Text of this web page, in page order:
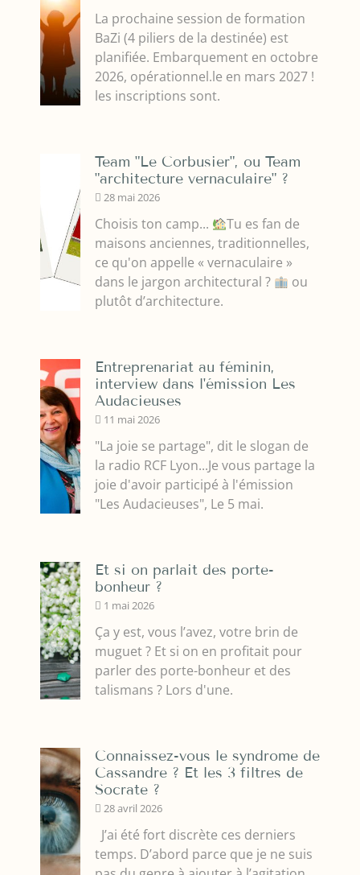
La prochaine session de formation
BaZi (4 piliers de la destinée) est
planifiée. Embarquement en octobre
2026, opérationnel.le en mars 2027 !
les inscriptions sont.
Team "Le Corbusier", ou Team
"architecture vernaculaire" ?
28 mai 2026
Choisis ton camp...
Tu es fan de
maisons anciennes, traditionnelles,
ce qu'on appelle « vernaculaire »
dans le jargon architectural ?
ou
plutôt d’architecture.
Entreprenariat au féminin,
interview dans l'émission Les
Audacieuses
11 mai 2026
"La joie se partage", dit le slogan de
la radio RCF Lyon...Je vous partage la
joie d'avoir participé à l'émission
"Les Audacieuses", Le 5 mai.
Et si on parlait des porte-
bonheur ?
1 mai 2026
Ça y est, vous l’avez, votre brin de
muguet ? Et si on en profitait pour
parler des porte-bonheur et des
talismans ? Lors d'une.
Connaissez-vous le syndrome de
Cassandre ? Et les 3 filtres de
Socrate ?
28 avril 2026
J’ai été fort discrète ces derniers
temps. D’abord parce que je ne suis